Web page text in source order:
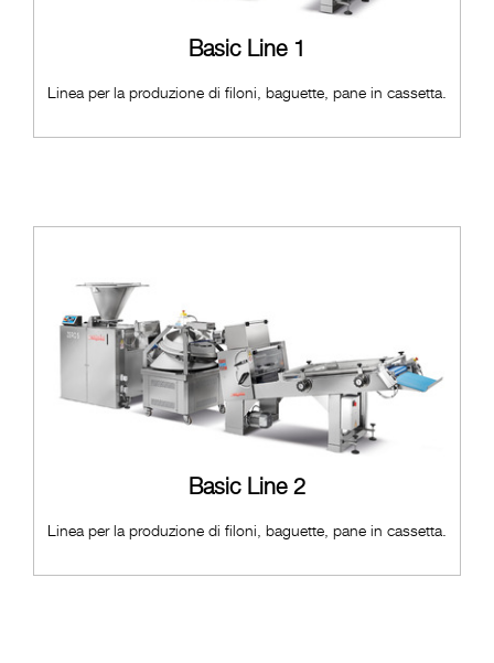
Basic Line 1
Linea per la produzione di filoni, baguette, pane in cassetta.
Basic Line 2
Linea per la produzione di filoni, baguette, pane in cassetta.